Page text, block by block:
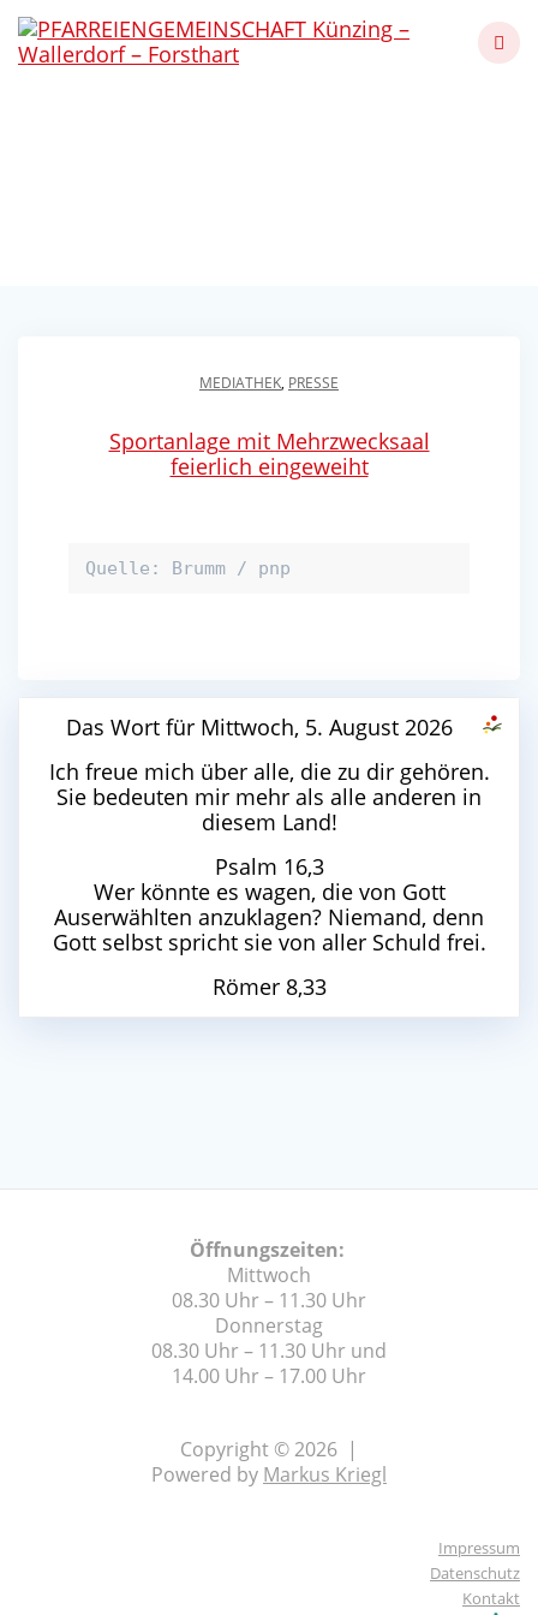
to
MEDIATHEK, PRESSE
Sportanlage mit Mehrzwecksaal
feierlich eingeweiht
Quelle: Brumm / pnp
Das Wort für Mittwoch, 5. August 2026
Ich freue mich über alle, die zu dir gehören.
Sie bedeuten mir mehr als alle anderen in
diesem Land!
Psalm 16,3
Wer könnte es wagen, die von Gott
Auserwählten anzuklagen? Niemand, denn
Gott selbst spricht sie von aller Schuld frei.
Römer 8,33
Öffnungszeiten:
Mittwoch
08.30 Uhr – 11.30 Uhr
Donnerstag
08.30 Uhr – 11.30 Uhr und
14.00 Uhr – 17.00 Uhr
Copyright © 2026 |
Powered by Markus Kriegl
Impressum
Datenschutz
Kontakt